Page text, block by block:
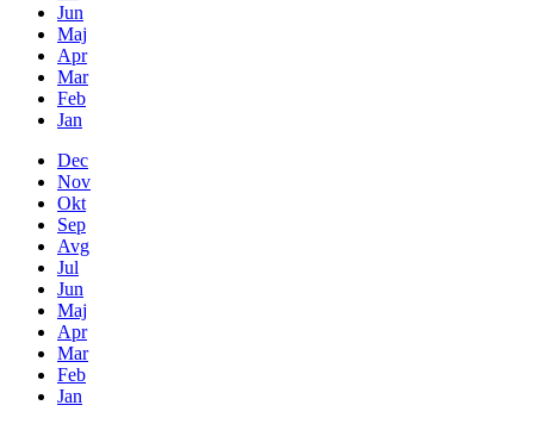
Jun
Maj
Apr
Mar
Feb
Jan
Dec
Nov
Okt
Sep
Avg
Jul
Jun
Maj
Apr
Mar
Feb
Jan